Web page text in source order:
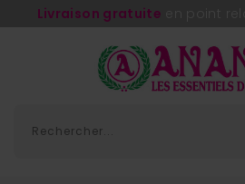
Livraison gratuite